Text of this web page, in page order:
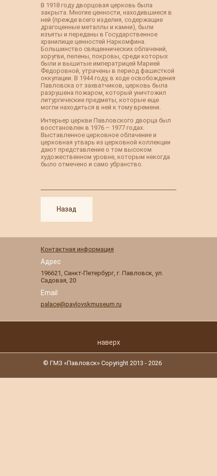
В 1918 году дворцовая церковь была
закрыта. Многие ценности, находившиеся в
ней (прежде всего изделия, содержащие
драгоценные металлы и камни), были
изъяты и переданы в Государственное
хранилище ценностей Наркомфина.
Большинство священнических облачений,
хоругви, пелены, покровы, среди которых
были и вышитые императрицей Марией
Федоровной, утрачены в период фашисткой
оккупации. В 1944 году, в ходе освобождения
Павловска от захватчиков, церковь была
разрушена пожаром, который уничтожил
литургические предметы, которые еще
могли находиться в ней к тому времени.
Интерьер церкви Павловского дворца был
восстановлен в 1976 – 1977 годах.
Выставленное церковное облачение и
церковная утварь из церковной коллекции
дают представление о том высоком
художественном уровне, которым некогда
было отмечено и само убранство.
Назад
Контактная информация
Адрес
196621 , Санкт-Петербург, г. Павловск, ул.
Садовая, 20
Email
palace@pavlovskmuseum.ru
наверх
© ГМЗ «Павловск» Copyright 2013 - 2026